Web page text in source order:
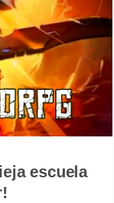
escuela